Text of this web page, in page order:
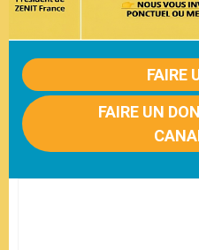
FAIRE
FAIRE UN